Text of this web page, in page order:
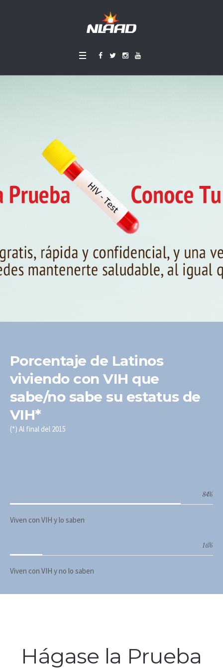
Porcentaje de Latinos
viviendo con VIH que
sabe/no sabe su estatus de
VIH*
(*) Al final del 2015
84%
Viven con VIH y lo saben
16%
Viven con VIH y no lo saben
Hágase la Prueba